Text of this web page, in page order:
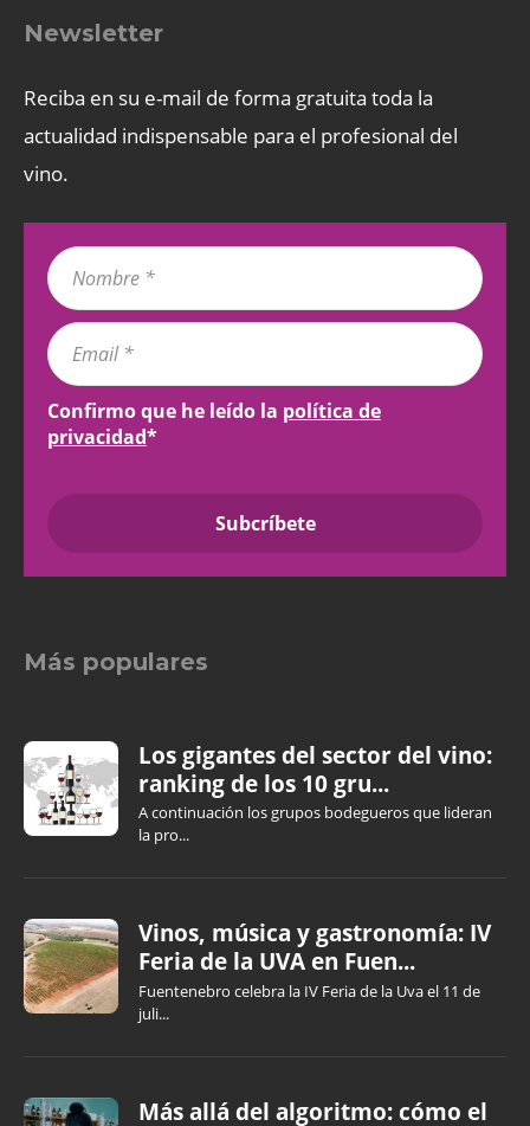
Newsletter
Reciba en su e-mail de forma gratuita toda la
actualidad indispensable para el profesional del
vino.
Confirmo que he leído la política de
privacidad*
Más populares
Los gigantes del sector del vino:
ranking de los 10 gru...
A continuación los grupos bodegueros que lideran
la pro...
Vinos, música y gastronomía: IV
Feria de la UVA en Fuen...
Fuentenebro celebra la IV Feria de la Uva el 11 de
juli...
Más allá del algoritmo: cómo el